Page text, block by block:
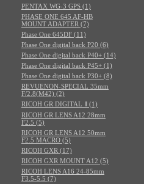
PENTAX WG-3 GPS (1)
PHASE ONE 645 AF-HB
MOUNT ADAPTER (7)
Phase One 645DF (11)
Phase One digital back P20 (6)
Phase One digital back P40+ (14)
Phase One digital back P45+ (1)
Phase One digital back P30+ (8)
REVUENON-SPECIAL 35mm
F/2.8(M42) (2)
RICOH GR DIGITAL Ⅱ (1)
RICOH GR LENS A12 28mm
F2.5 (5)
RICOH GR LENS A12 50mm
F2.5 MACRO (5)
RICOH GXR (17)
RICOH GXR MOUNT A12 (5)
RICOH LENS A16 24-85mm
F3.5-5.5 (7)